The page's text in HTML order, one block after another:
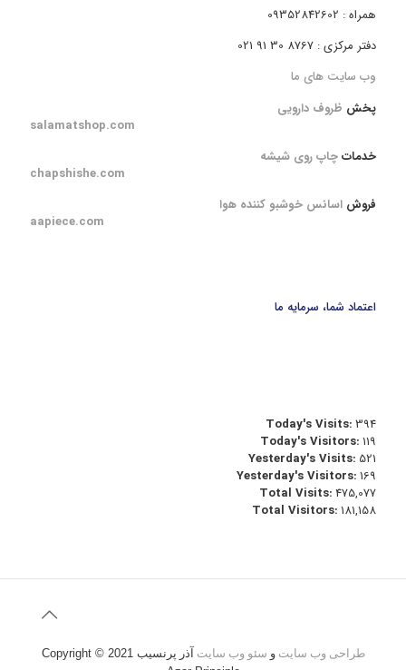
همراه : 09352842602
دفتر مرکزی : 8767 30 91 021
وب سایت های ما
پخش ظروف دارویی
salamatshop.com
خدماتچاپ روی شیشه
chapshishe.com
فروش اسانس خوشبو کننده هوا
aapiece.com
اعتماد شما، سرمایه ما
Today's Visits:394
Today's Visitors:119
Yesterday's Visits: 521
Yesterday's Visitors:169
Total Visits:475,077
Total Visitors:181,158
طراحی وب سایت و سئو وب سایت آذر پرنسیب Copyright © 2021